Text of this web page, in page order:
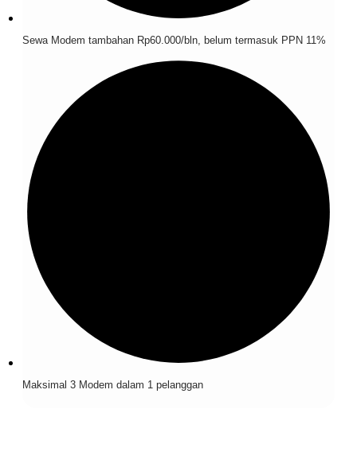
Sewa Modem tambahan Rp60.000/bln, belum termasuk PPN 11%
Maksimal 3 Modem dalam 1 pelanggan